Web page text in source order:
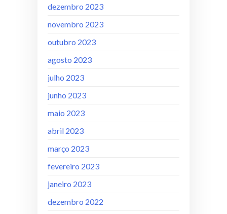
dezembro 2023
novembro 2023
outubro 2023
agosto 2023
julho 2023
junho 2023
maio 2023
abril 2023
março 2023
fevereiro 2023
janeiro 2023
dezembro 2022